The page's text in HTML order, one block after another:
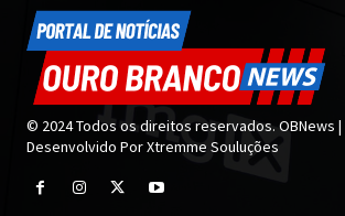
© 2024 Todos os direitos reservados. OBNews |
Desenvolvido Por Xtremme Souluções